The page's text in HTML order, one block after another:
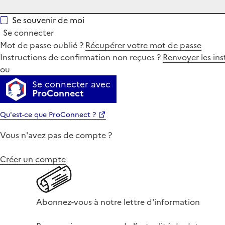
Se souvenir de moi
Se connecter
Mot de passe oublié ? Récupérer votre mot de passe
Instructions de confirmation non reçues ? Renvoyer les
ou
Se connecter avec
ProConnect
Qu'est-ce que ProConnect ?
Vous n'avez pas de compte ?
Créer un compte
Abonnez-vous à notre lettre d'information